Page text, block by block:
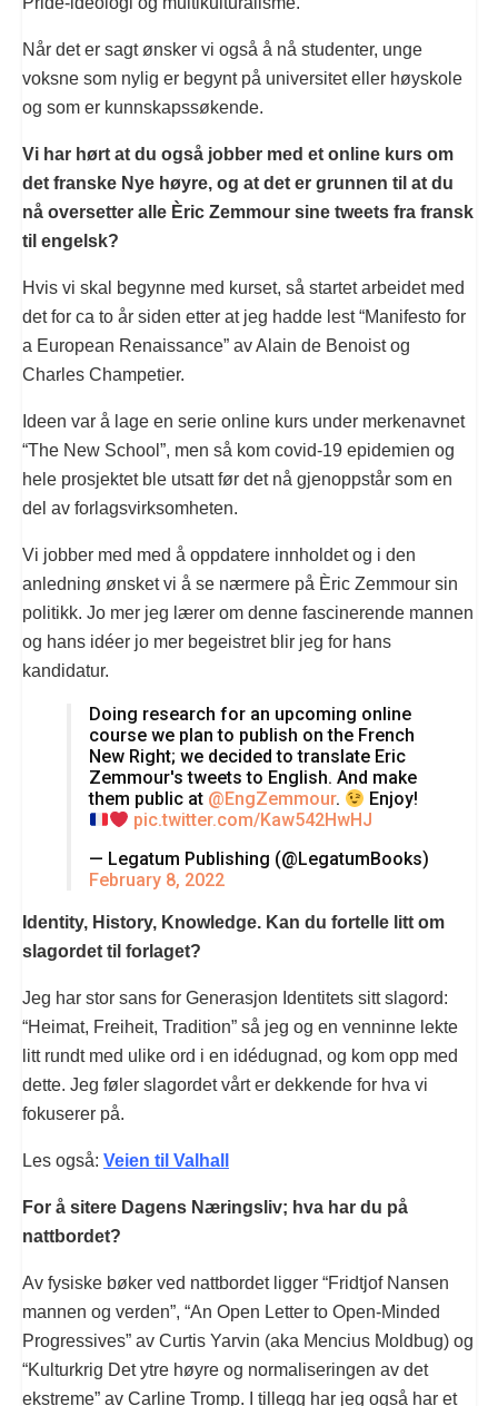
Når det er sagt ønsker vi også å nå studenter, unge
voksne som nylig er begynt på universitet eller høyskole
og som er kunnskapssøkende.
Vi har hørt at du også jobber med et online kurs om
det franske Nye høyre, og at det er grunnen til at du
nå oversetter alle Èric Zemmour sine tweets fra fransk
til engelsk?
Hvis vi skal begynne med kurset, så startet arbeidet med
det for ca to år siden etter at jeg hadde lest “Manifesto for
a European Renaissance” av Alain de Benoist og
Charles Champetier.
Ideen var å lage en serie online kurs under merkenavnet
“The New School”, men så kom covid-19 epidemien og
hele prosjektet ble utsatt før det nå gjenoppstår som en
del av forlagsvirksomheten.
Vi jobber med med å oppdatere innholdet og i den
anledning ønsket vi å se nærmere på Èric Zemmour sin
politikk. Jo mer jeg lærer om denne fascinerende mannen
og hans idéer jo mer begeistret blir jeg for hans
kandidatur.
Doing research for an upcoming online
course we plan to publish on the French
New Right; we decided to translate Eric
Zemmour's tweets to English. And make
them public at @EngZemmour.
Enjoy!
pic.twitter.com/Kaw542HwHJ
— Legatum Publishing (@LegatumBooks)
February 8, 2022
Identity, History, Knowledge. Kan du fortelle litt om
slagordet til forlaget?
Jeg har stor sans for Generasjon Identitets sitt slagord:
“Heimat, Freiheit, Tradition” så jeg og en venninne lekte
litt rundt med ulike ord i en idédugnad, og kom opp med
dette. Jeg føler slagordet vårt er dekkende for hva vi
fokuserer på.
Les også: Veien til Valhall
For å sitere Dagens Næringsliv; hva har du på
nattbordet?
Av fysiske bøker ved nattbordet ligger “Fridtjof Nansen
mannen og verden”, “An Open Letter to Open-Minded
Progressives” av Curtis Yarvin (aka Mencius Moldbug) og
“Kulturkrig Det ytre høyre og normaliseringen av det
ekstreme” av Carline Tromp. I tillegg har jeg også har et